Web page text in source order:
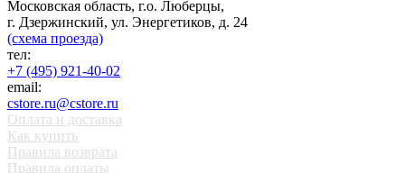
Московская область, г.о. Люберцы,
г. Дзержинский, ул. Энергетиков, д. 24
(схема проезда)
тел:
+7 (495) 921-40-02
email:
cstore.ru@cstore.ru
Оплата и доставка
Как купить
Правила возврата
Правила оплаты